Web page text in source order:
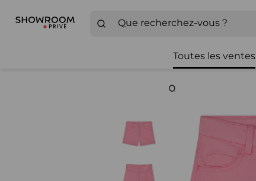
Toutes les ventes